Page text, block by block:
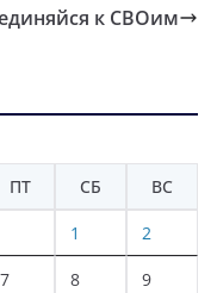
к СВОим
ПТ СБ ВС
1 2
7 8 9